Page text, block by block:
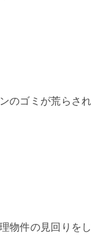
のゴミが荒らさ
物件の見回りを